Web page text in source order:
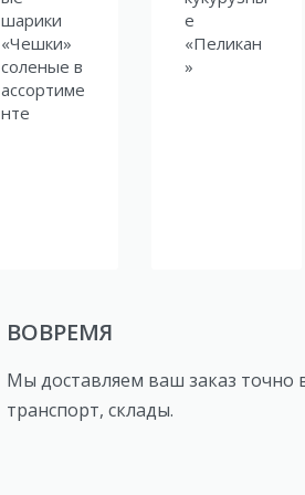
шарики
«Чешки»
соленые в
ассортиме
нте
е
«Пеликан
»
ВОВРЕМЯ
Мы доставляем ваш заказ точно
транспорт, склады.